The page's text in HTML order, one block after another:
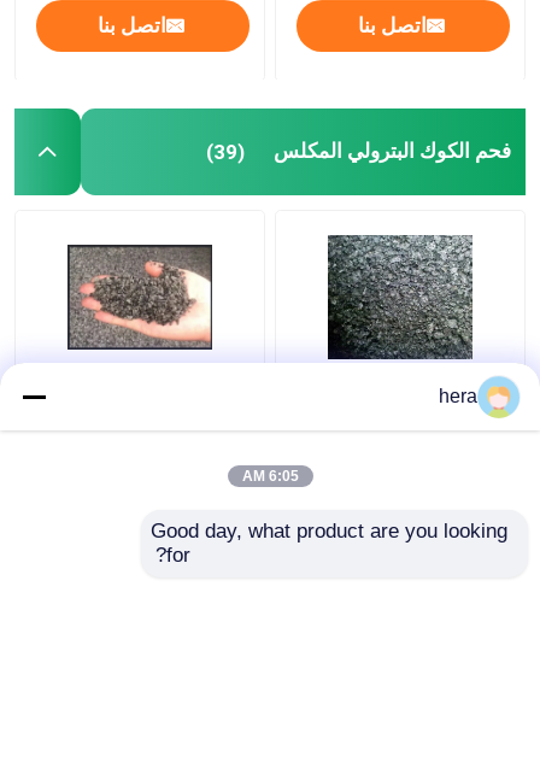
لفة رقائق الجرافيت
مسحوق الجرافيت ميكرون
ديسوفين
قالب الجرافيت
اتصل بنا اتصل بنا
فحم الكوك البترولي المكلس (39)
فحم الكوك البترول
منخفض الكبريت
hera
6:05 AM
Good day, what product are you looking
for?